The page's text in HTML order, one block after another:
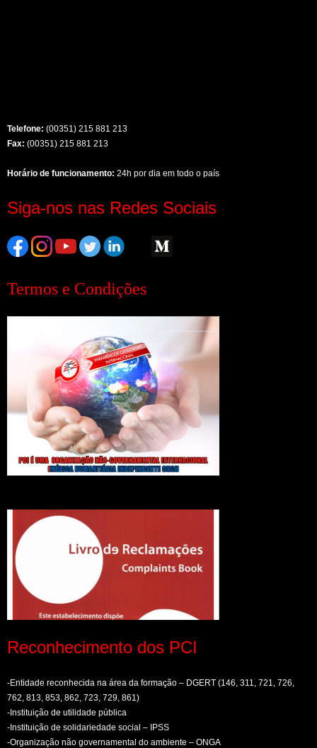
Telefone: (00351) 215 881 213
Fax: (00351) 215 881 213
Horário de funcionamento: 24h por dia em todo o país
Siga-nos nas Redes Sociais
Termos e Condições
Reconhecimento dos PCI
-Entidade reconhecida na área da formação – DGERT (146, 311, 721, 726,
762, 813, 853, 862, 723, 729, 861)
-Instituição de utilidade pública
-Instituição de solidariedade social – IPSS
-Organização não governamental do ambiente – ONGA